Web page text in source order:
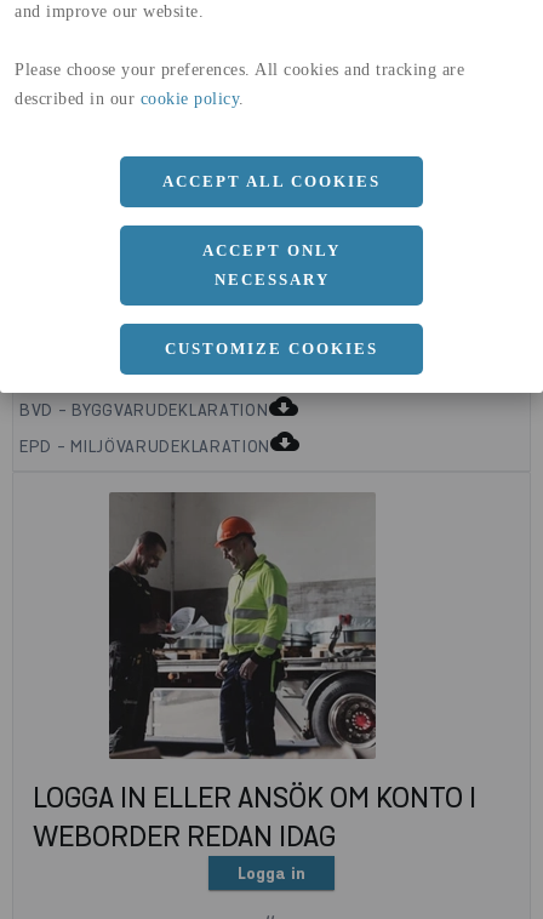
and improve our website.
Please choose your preferences. All cookies and tracking are
described in our cookie policy.
ACCEPT ALL COOKIES
ACCEPT ONLY
NECESSARY
CUSTOMIZE COOKIES
b 80 MM
Längd
BVD - BYGGVARUDEKLARATIONcloud_download
EPD - MILJÖVARUDEKLARATIONcloud_download
LOGGA IN ELLER ANSÖK OM KONTO I
WEBORDER REDAN IDAG
Logga in